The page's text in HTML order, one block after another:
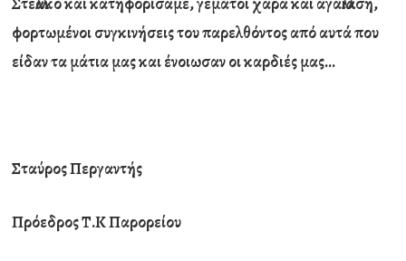
φορτωμένοι συγκινήσεις του παρελθόντος από αυτά που
είδαν τα μάτια μας και ένοιωσαν οι καρδιές μας…
Σταύρος Περγαντής
Πρόεδρος Τ.Κ Παρορείου